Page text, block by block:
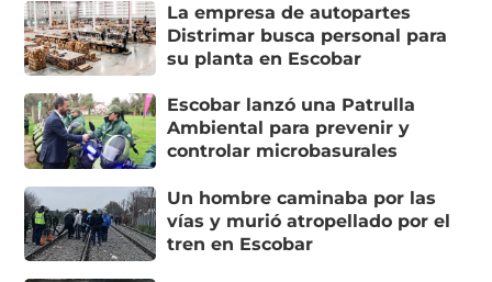
La empresa de autopartes
Distrimar busca personal para
su planta en Escobar
Escobar lanzó una Patrulla
Ambiental para prevenir y
controlar microbasurales
Un hombre caminaba por las
vías y murió atropellado por el
tren en Escobar